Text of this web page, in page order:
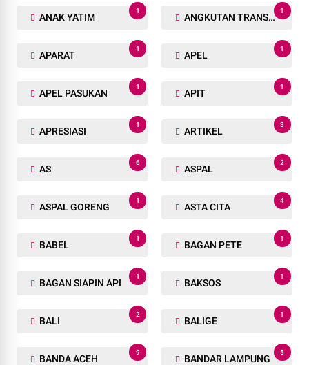
ANAK YATIM
1
ANGKUTAN TRANSPORTASI
1
APARAT
1
APEL
1
APEL PASUKAN
1
APIT
1
APRESIASI
1
ARTIKEL
3
AS
6
ASPAL
2
ASPAL GORENG
1
ASTA CITA
4
BABEL
1
BAGAN PETE
1
BAGAN SIAPIN API
1
BAKSOS
1
BALI
2
BALIGE
1
BANDA ACEH
9
BANDAR LAMPUNG
5